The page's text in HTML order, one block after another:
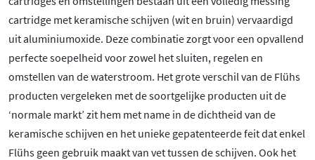
cartridge met keramische schijven (wit en bruin) vervaardigd
uit aluminiumoxide. Deze combinatie zorgt voor een opvallend
perfecte soepelheid voor zowel het sluiten, regelen en
omstellen van de waterstroom. Het grote verschil van de Flühs
producten vergeleken met de soortgelijke producten uit de
‘normale markt’ zit hem met name in de dichtheid van de
keramische schijven en het unieke gepatenteerde feit dat enkel
Flühs geen gebruik maakt van vet tussen de schijven. Ook het